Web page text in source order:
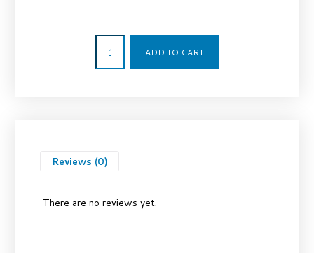
ADD TO CART
Reviews (0)
There are no reviews yet.